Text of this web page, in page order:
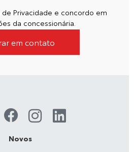
Privacidade e concordo em
da concessionária.
em contato
Novos